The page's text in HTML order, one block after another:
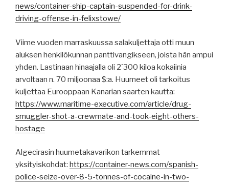
news/container-ship-captain-suspended-for-drink-
driving-offense-in-felixstowe/
Viime vuoden marraskuussa salakuljettaja otti muun
aluksen henkilökunnan panttivangikseen, joista hän ampui
yhden. Lastinaan hinaajalla oli 2´300 kiloa kokaiinia
arvoltaan n. 70 miljoonaa $:a. Huumeet oli tarkoitus
kuljettaa Eurooppaan Kanarian saarten kautta:
https://www.maritime-executive.com/article/drug-
smuggler-shot-a-crewmate-and-took-eight-others-
hostage
Algecirasin huumetakavarikon tarkemmat
yksityiskohdat: https://container-news.com/spanish-
police-seize-over-8-5-tonnes-of-cocaine-in-two-